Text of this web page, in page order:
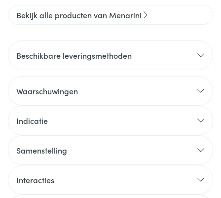
Bekijk alle producten van Menarini
Beschikbare leveringsmethoden
Waarschuwingen
Indicatie
Samenstelling
Interacties